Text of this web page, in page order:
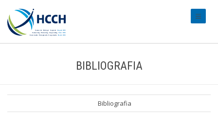
BIBLIOGRAFIA
Bibliografia